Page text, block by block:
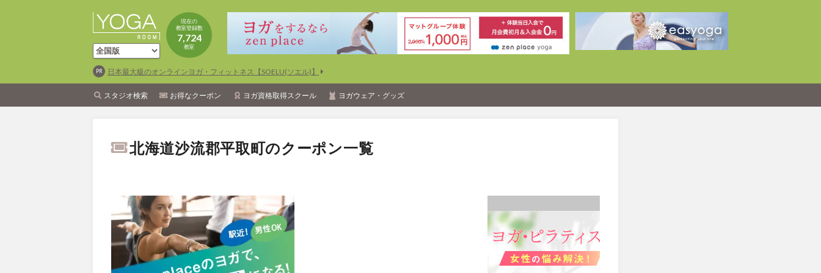
現在の
教室登録数
7,724
教室
日本最大級のオンラインヨガ・フィットネス【SOELU(ソエル)】
スタジオ検索 お得なクーポン ヨガ資格取得スクール ヨガウェア・グッズ
北海道沙流郡平取町のクーポン一覧